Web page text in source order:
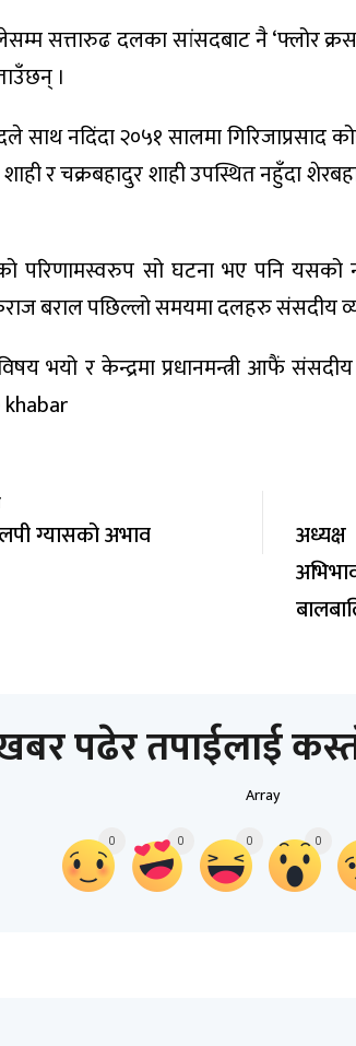
सत्तारुढ दलका सांसदबाट नै ‘फ्लोर
।
साथ नदिंदा २०५१ सालमा गिरिजाप्रसाद
र चक्रबहादुर शाही उपस्थित नहुँदा
परिणामस्वरुप सो घटना भए पनि यसको
बराल पछिल्लो समयमा दलहरु संसदीय
भयो र केन्द्रमा प्रधानमन्त्री आफैं
khabar
ग्यासको अभाव
पढेर तपाईलाई
Array
0 0 0 0